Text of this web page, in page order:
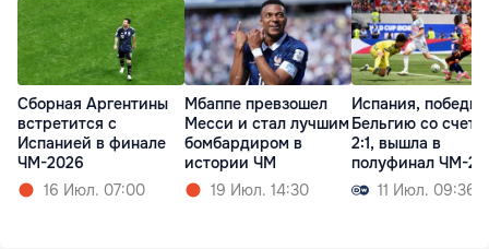
Сборная Аргентины
встретится с
Испанией в финале
ЧМ-2026
16 Июл. 07:00
Мбаппе превзошел
Месси и стал лучшим
бомбардиром в
истории ЧМ
19 Июл. 14:30
Испания, победив
Бельгию со
2:1, вышла в
полуфинал ЧМ-
11 Июл. 09:36